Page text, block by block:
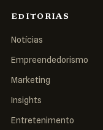
EDITORIAS
Notícias
Empreendedorismo
Marketing
Insights
Entretenimento